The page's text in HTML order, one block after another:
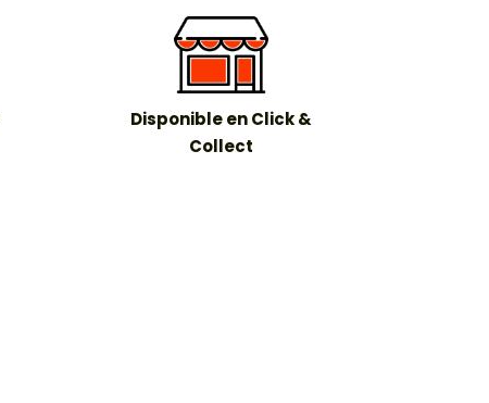
Disponible en Click &
Collect